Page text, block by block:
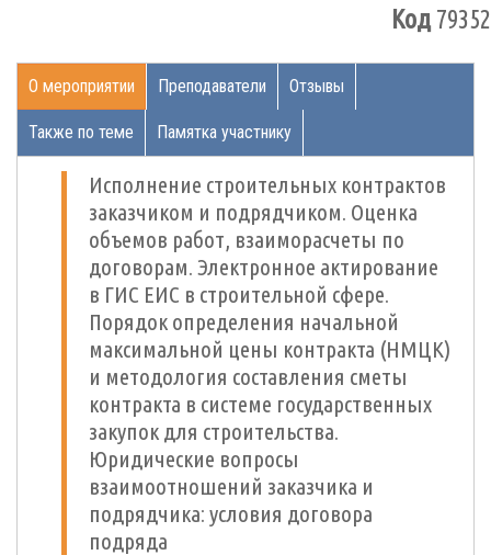
Код79352
О мероприятии Преподаватели Отзывы
Также по теме Памятка участнику
Исполнение строительных контрактов
заказчиком и подрядчиком. Оценка
объемов работ, взаиморасчеты по
договорам. Электронное актирование
в ГИС ЕИС в строительной сфере.
Порядок определения начальной
максимальной цены контракта (НМЦК)
и методология составления сметы
контракта в системе государственных
закупок для строительства.
Юридические вопросы
взаимоотношений заказчика и
подрядчика: условия договора
подряда